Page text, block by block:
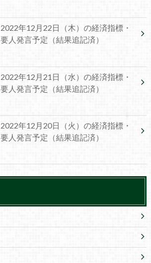
2022年12月22日（木）の経済指標・
要人発言予定（結果追記済）
2022年12月21日（水）の経済指標・
要人発言予定（結果追記済）
2022年12月20日（火）の経済指標・
要人発言予定（結果追記済）